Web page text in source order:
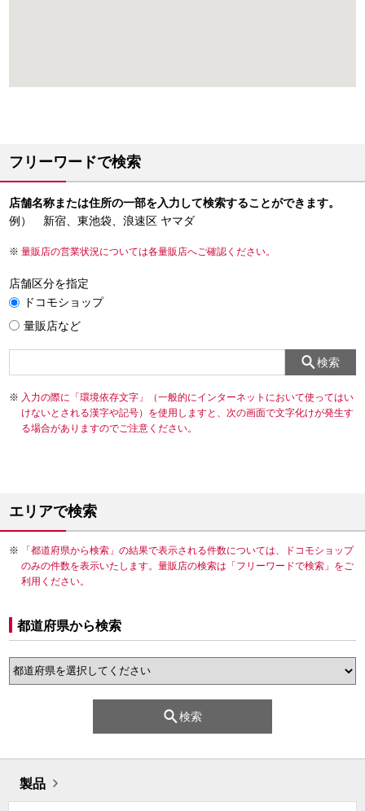
フリーワードで検索
店舗名称または住所の一部を入力して検索することができます。
例） 新宿、東池袋、浪速区 ヤマダ
量販店の営業状況については各量販店へご確認ください。
店舗区分を指定
ドコモショップ
量販店など
検索
入力の際に「環境依存文字」（一般的にインターネットにおいて使ってはい
けないとされる漢字や記号）を使用しますと、次の画面で文字化けが発生す
る場合がありますのでご注意ください。
エリアで検索
「都道府県から検索」の結果で表示される件数については、ドコモショップ
のみの件数を表示いたします。量販店の検索は「フリーワードで検索」をご
利用ください。
都道府県から検索
検索
製品